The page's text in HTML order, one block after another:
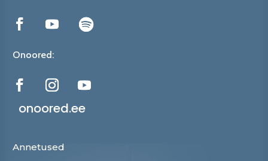
Onoored:
onoored.ee
Annetused